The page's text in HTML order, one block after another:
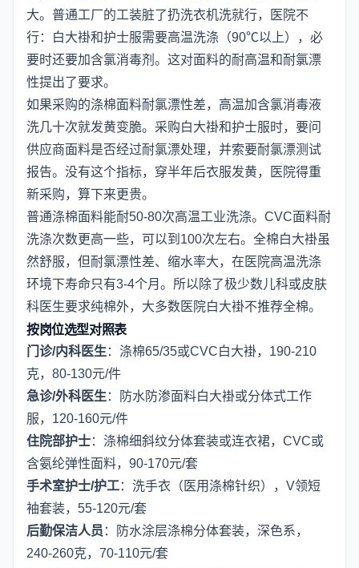
大。普通工厂的工装脏了扔洗衣机洗就行，医院不
行：白大褂和护士服需要高温洗涤（90℃以上），必
要时还要加含氯消毒剂。这对面料的耐高温和耐氯漂
性提出了要求。
如果采购的涤棉面料耐氯漂性差，高温加含氯消毒液
洗几十次就发黄变脆。采购白大褂和护士服时，要问
供应商面料是否经过耐氯漂处理，并索要耐氯漂测试
报告。没有这个指标，穿半年后衣服发黄，医院得重
新采购，算下来更贵。
普通涤棉面料能耐50-80次高温工业洗涤。CVC面料耐
洗涤次数更高一些，可以到100次左右。全棉白大褂虽
然舒服，但耐氯漂性差、缩水率大，在医院高温洗涤
环境下寿命只有3-4个月。所以除了极少数儿科或皮肤
科医生要求纯棉外，大多数医院白大褂不推荐全棉。
按岗位选型对照表
门诊/内科医生 ：涤棉65/35或CVC白大褂，190-210
克，80-130元/件
急诊/外科医生 ：防水防渗面料白大褂或分体式工作
服，120-160元/件
住院部护士：涤棉细斜纹分体套装或连衣裙，CVC或
含氨纶弹性面料，90-170元/套
手术室护士/护工：洗手衣（医用涤棉针织），V领短
袖套装，55-120元/套
后勤保洁人员 ：防水涂层涤棉分体套装，深色系，
240-260克，70-110元/套